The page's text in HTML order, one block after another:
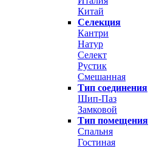
Китай
Селекция
Кантри
Натур
Селект
Рустик
Смешанная
Тип соединения
Шип-Паз
Замковой
Тип помещения
Спальня
Гостиная